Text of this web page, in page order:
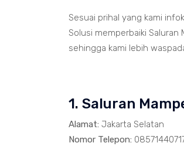
Sesuai prihal yang kami
Solusi memperbaiki
sehingga kami lebih
1. Saluran
Alamat: Jakarta Selatan
Nomor Telepon: